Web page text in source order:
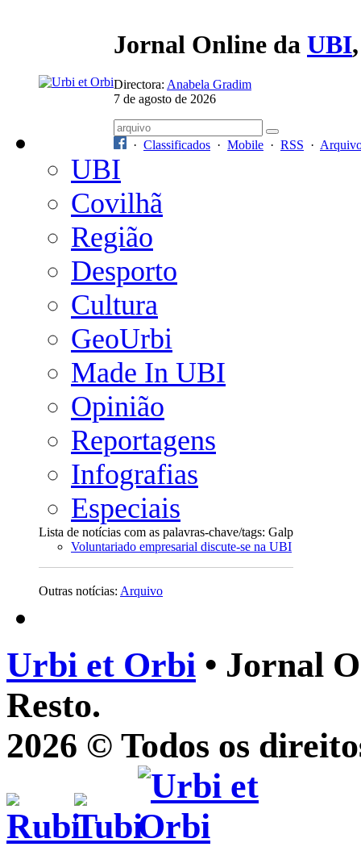
Jornal Online da UBI
Directora: Anabela Gradim
7 de agosto de 2026
· Classificados · Mobile · RSS ·
UBI
Covilhã
Região
Desporto
Cultura
GeoUrbi
Made In UBI
Opinião
Reportagens
Infografias
Especiais
Lista de notícias com as palavras-chave/tags: Galp
Voluntariado empresarial discute-se na UBI
Outras notícias: Arquivo
Urbi et Orbi • Jornal
Resto.
2026 © Todos os